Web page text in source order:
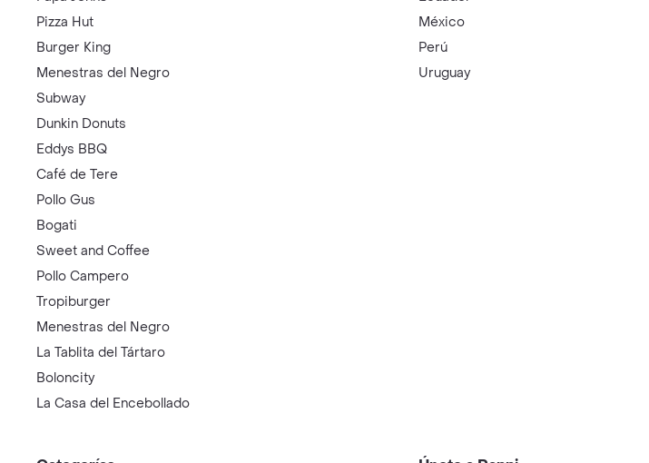
Pizza Hut
Burger King
Menestras del Negro
Subway
Dunkin Donuts
Eddys BBQ
Café de Tere
Pollo Gus
Bogati
Sweet and Coffee
Pollo Campero
Tropiburger
Menestras del Negro
La Tablita del Tártaro
Boloncity
La Casa del Encebollado
México
Perú
Uruguay